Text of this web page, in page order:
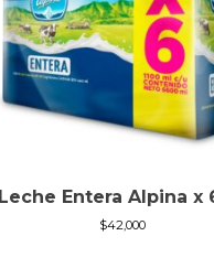
Leche Entera Alpina x
$42,000